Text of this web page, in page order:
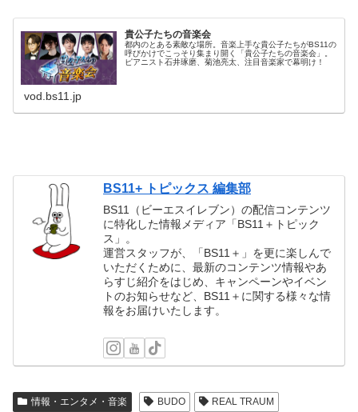
貴公子たちの音楽会
都内のとある素敵な場所。音楽上手な貴公子たちがBS11の
呼びかけでこっそり集まり開く「貴公子たちの音楽会」。
ピアニスト石井琢磨、菊池亮太、注目音楽家で幕明け！
vod.bs11.jp
BS11+ トピックス 編集部
BS11（ビーエスイレブン）の配信コンテンツ
に特化した情報メディア「BS11＋トピック
ス」。
運営スタッフが、「BS11＋」を更に楽しんで
いただくために、最新のコンテンツ情報やあ
らすじ紹介をはじめ、キャンペーンやイベン
トのお知らせなど、BS11＋に関する様々な情
報をお届けいたします。
情報・エンタメ・音楽 BUDO
REAL TRAUM